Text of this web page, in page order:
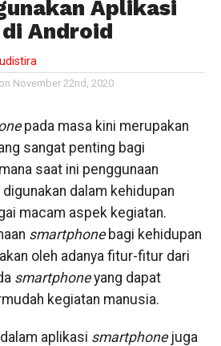
Aplikasi
Android
November 22nd, 2020
pada masa kini merupakan
sangat penting bagi
saat ini penggunaan
digunakan dalam kehidupan
macam aspek kegiatan.
smartphone bagi kehidupan
oleh adanya fitur-fitur dari
smartphoneyang dapat
kegiatan manusia.
aplikasi smartphone juga